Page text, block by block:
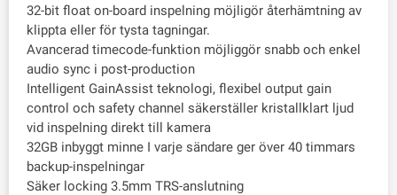
32-bit float on-board inspelning möjligör återhämtning av
klippta eller för tysta tagningar.
Avancerad timecode-funktion möjliggör snabb och enkel
audio sync i post-production
Intelligent GainAssist teknologi, flexibel output gain
control och safety channel säkerställer kristallklart ljud
vid inspelning direkt till kamera
32GB inbyggt minne I varje sändare ger över 40 timmars
backup-inspelningar
Säker locking 3.5mm TRS-anslutning